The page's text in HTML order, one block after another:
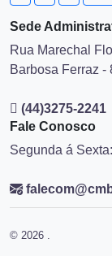
Sede
Rua Marechal
Barbosa Ferraz -
(44)3275-2241
Fale Conosco
Segunda á
© 2026 .